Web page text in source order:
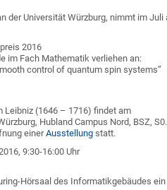
der Universität Würzburg, nimmt im
2016
im Fach Mathematik verliehen an:
control of quantum spin systems”
Leibniz (1646 – 1716) findet am
Hubland Campus Nord, BSZ,
einerAusstellung statt.
9:30-16:00 Uhr
Hörsaal des Informatikgebäudes